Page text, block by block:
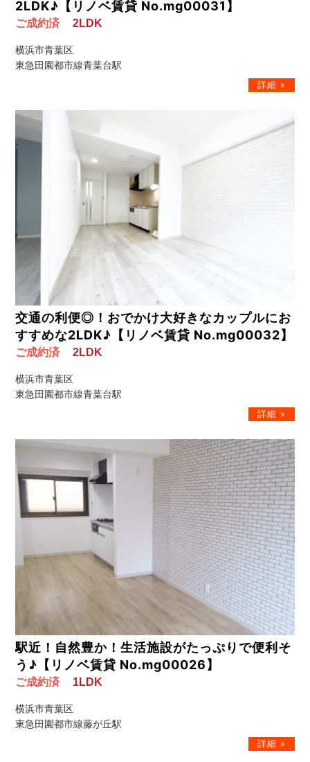
2LDK♪【リノベ賃貸 No.mg00031】
ご成約済 2LDK
横浜市青葉区
東急田園都市線青葉台駅
交通の利便◎！おでかけ大好きなカップルにお
すすめな2LDK♪【リノベ賃貸 No.mg00032】
ご成約済 2LDK
横浜市青葉区
東急田園都市線青葉台駅
駅近！自然豊か！生活施設がたっぷりで便利そ
う♪【リノベ賃貸 No.mg00026】
ご成約済 1LDK
横浜市青葉区
東急田園都市線藤が丘駅